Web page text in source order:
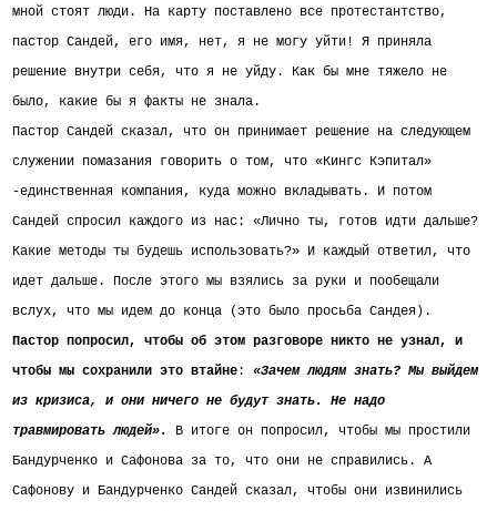
мной стоят люди. На карту поставлено все протестантство,
пастор Сандей, его имя, нет, я не могу уйти! Я приняла
решение внутри себя, что я не уйду. Как бы мне тяжело не
было, какие бы я факты не знала.
Пастор Сандей сказал, что он принимает решение на следующем
служении помазания говорить о том, что «Кингс Кэпитал»
-единственная компания, куда можно вкладывать. И потом
Сандей спросил каждого из нас: «Лично ты, готов идти дальше?
Какие методы ты будешь использовать?» И каждый ответил, что
идет дальше. После этого мы взялись за руки и пообещали
вслух, что мы идем до конца (это было просьба Сандея).
Пастор попросил, чтобы об этом разговоре никто не узнал, и
чтобы мы сохранили это втайне: «Зачем людям знать? Мы выйдем
из кризиса, и они ничего не будут знать. Не надо
травмировать людей». В итоге он попросил, чтобы мы простили
Бандурченко и Сафонова за то, что они не справились.
А
Сафонову и Бандурченко Сандей сказал, чтобы они извинились